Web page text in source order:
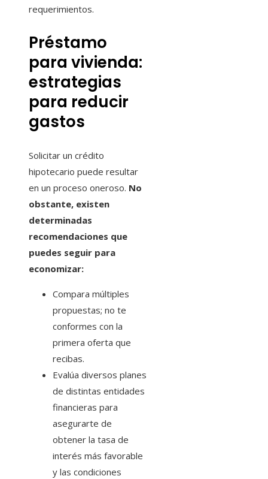
requerimientos.
Préstamo
para vivienda:
estrategias
para reducir
gastos
Solicitar un crédito
hipotecario puede resultar
en un proceso oneroso. No
obstante, existen
determinadas
recomendaciones que
puedes seguir para
economizar:
Compara múltiples
propuestas; no te
conformes con la
primera oferta que
recibas.
Evalúa diversos planes
de distintas entidades
financieras para
asegurarte de
obtener la tasa de
interés más favorable
y las condiciones